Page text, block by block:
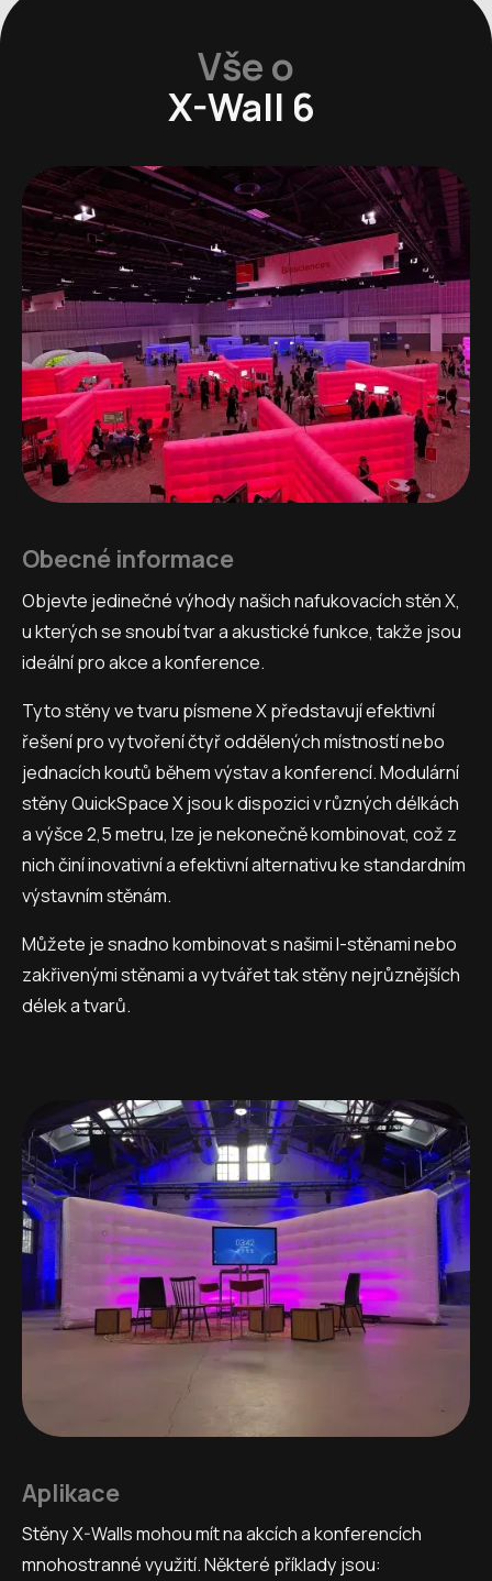
Vše o
X-Wall 6
Obecné informace
Objevte jedinečné výhody našich nafukovacích stěn X,
u kterých se snoubí tvar a akustické funkce, takže jsou
ideální pro akce a konference.
Tyto stěny ve tvaru písmene X představují efektivní
řešení pro vytvoření čtyř oddělených místností nebo
jednacích koutů během výstav a konferencí. Modulární
stěny QuickSpace X jsou k dispozici v různých délkách
a výšce 2,5 metru, lze je nekonečně kombinovat, což z
nich činí inovativní a efektivní alternativu ke standardním
výstavním stěnám.
Můžete je snadno kombinovat s našimi I-stěnami nebo
zakřivenými stěnami a vytvářet tak stěny nejrůznějších
délek a tvarů.
Aplikace
Stěny X-Walls mohou mít na akcích a konferencích
mnohostranné využití. Některé příklady jsou: